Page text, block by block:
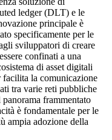
ledger (DLT) e le
principale è
specificamente per le
sviluppatori di creare
confinati a una
di asset digitali
facilita la comunicazione
tra varie reti pubbliche
frammentato
è fondamentale per le
ampia adozione della